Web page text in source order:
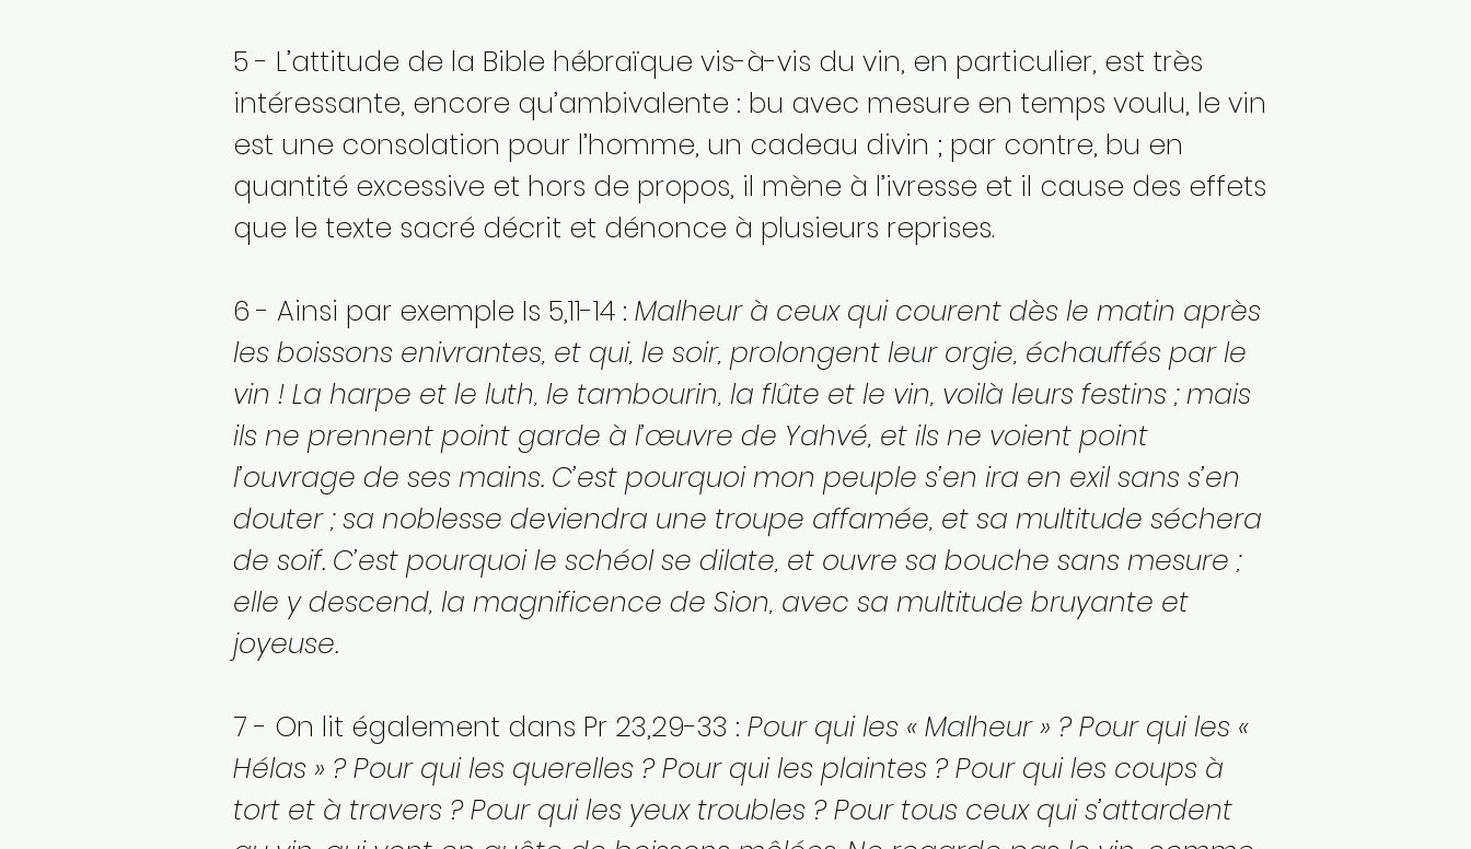
5 - L’attitude de la Bible hébraïque vis-à-vis du vin, en particulier, est très
intéressante, encore qu’ambivalente : bu avec mesure en temps voulu, le vin
est une consolation pour l’homme, un cadeau divin ; par contre, bu en
quantité excessive et hors de propos, il mène à l’ivresse et il cause des effets
que le texte sacré décrit et dénonce à plusieurs reprises.
6 - Ainsi par exemple Is 5,11-14 : Malheur à ceux qui courent dès le matin après
les boissons enivrantes, et qui, le soir, prolongent leur orgie, échauffés par le
vin ! La harpe et le luth, le tambourin, la flûte et le vin, voilà leurs festins ; mais
ils ne prennent point garde à l’œuvre de Yahvé, et ils ne voient point
l’ouvrage de ses mains. C’est pourquoi mon peuple s’en ira en exil sans s’en
douter ; sa noblesse deviendra une troupe affamée, et sa multitude séchera
de soif. C’est pourquoi le schéol se dilate, et ouvre sa bouche sans mesure ;
elle y descend, la magnificence de Sion, avec sa multitude bruyante et
joyeuse.
7 - On lit également dans Pr 23,29-33 : Pour qui les « Malheur » ? Pour qui les «
Hélas » ? Pour qui les querelles ? Pour qui les plaintes ? Pour qui les coups à
tort et à travers ? Pour qui les yeux troubles ? Pour tous ceux qui s’attardent